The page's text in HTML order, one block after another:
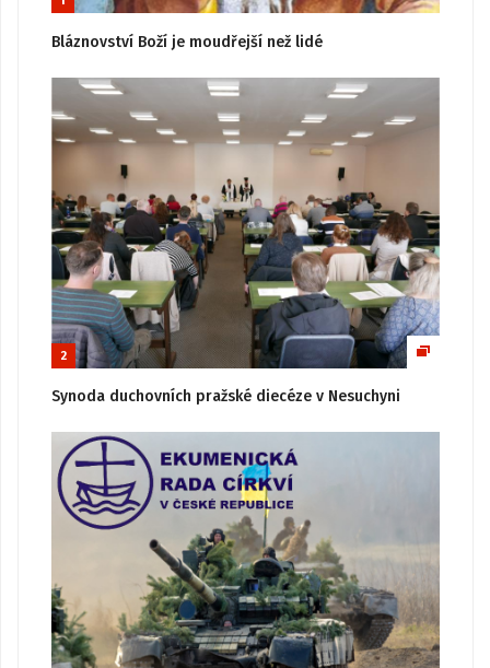
Bláznovství Boží je moudřejší než lidé
2
Synoda duchovních pražské diecéze v Nesuchyni